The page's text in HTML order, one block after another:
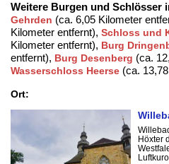
Weitere Burgen und Schlösser
Gehrden (ca. 6,05 Kilometer
Kilometer entfernt), Schloss und
Kilometer entfernt), Burg
entfernt), Burg Desenberg (ca.
Wasserschloss Heerse (ca.
Ort:
Höxter